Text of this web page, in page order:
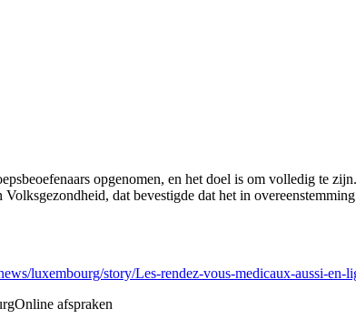
opgenomen, en het doel is om volledig te
Volksgezondheid, dat bevestigde dat het in
luxembourg/story/Les-rendez-vous-medicaux-aussi-en-
Online afspraken